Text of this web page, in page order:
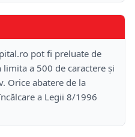
pot fi preluate de
a 500 de caractere și
Orice abatere de la
a Legii 8/1996